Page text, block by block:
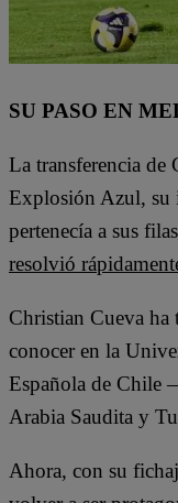
SU PASO EN
La transferencia de
Explosión Azul, su
pertenecía a sus
resolvió
Christian Cueva ha
conocer en la
Española de Chile
Arabia Saudita y
Ahora, con su